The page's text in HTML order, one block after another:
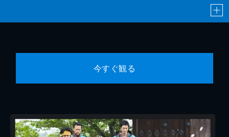
今すぐ観る